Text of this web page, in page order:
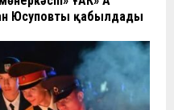
Юсуповты қабылдады